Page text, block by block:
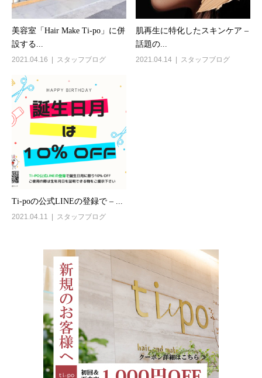
美容室「Hair Make Ti-po」に併
設する...
2021.04.16 スタッフブログ
肌再生に特化したスキンケア –
話題の...
2021.04.14 スタッフブログ
Ti-poの公式LINEの登録で – ...
2021.04.11 スタッフブログ